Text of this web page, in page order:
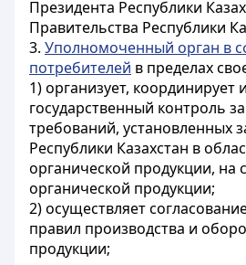
Президента Республики
Правительства Республики
3. Уполномоченный орган в
потребителей в пределах
1) организует, координирует
государственный контроль
требований, установленных
Республики Казахстан в
органической продукции, на
органической продукции;
2) осуществляет
правил производства и
продукции;